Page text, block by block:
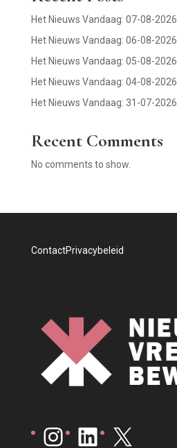
Het Nieuws Vandaag: 07-08-2026
Het Nieuws Vandaag: 06-08-2026
Het Nieuws Vandaag: 05-08-2026
Het Nieuws Vandaag: 04-08-2026
Het Nieuws Vandaag: 31-07-2026
Recent Comments
No comments to show.
ContactPrivacybeleid
Instagram
LinkedIn
X